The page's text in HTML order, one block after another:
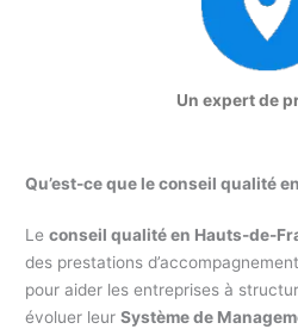
Un expert de
Qu’est-ce que le conseil qualité
Leconseil qualité en Hauts-de-
des prestations
pour aider les entreprises à
évoluer leurSystème de